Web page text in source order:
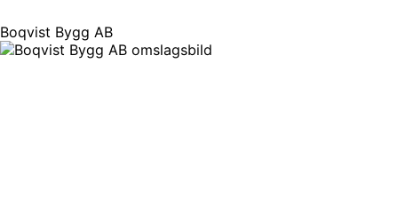
Boqvist Bygg AB